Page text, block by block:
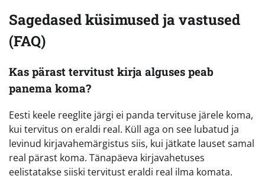
Sagedased küsimused ja vastused
(FAQ)
Kas pärast tervitust kirja alguses peab
panema koma?
Eesti keele reeglite järgi ei panda tervituse järele koma,
kui tervitus on eraldi real. Küll aga on see lubatud ja
levinud kirjavahemärgistus siis, kui jätkate lauset samal
real pärast koma. Tänapäeva kirjavahetuses
eelistatakse siiski tervitust eraldi real ilma komata.